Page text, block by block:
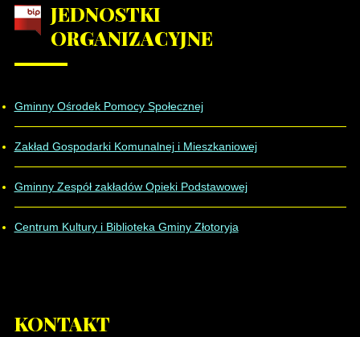
JEDNOSTKI
ORGANIZACYJNE
Gminny Ośrodek Pomocy Społecznej
Zakład Gospodarki Komunalnej i Mieszkaniowej
Gminny Zespół zakładów Opieki Podstawowej
Centrum Kultury i Biblioteka Gminy Złotoryja
KONTAKT